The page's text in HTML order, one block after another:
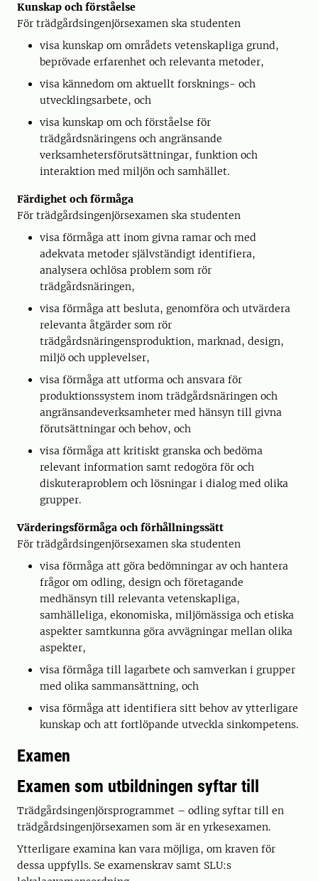
Kunskap och förståelse
För trädgårdsingenjörsexamen ska studenten
visa kunskap om områdets vetenskapliga grund,
beprövade erfarenhet och relevanta metoder,
visa kännedom om aktuellt forsknings- och
utvecklingsarbete, och
visa kunskap om och förståelse för
trädgårdsnäringens och angränsande
verksamhetersförutsättningar, funktion och
interaktion med miljön och samhället.
Färdighet och förmåga
För trädgårdsingenjörsexamen ska studenten
visa förmåga att inom givna ramar och med
adekvata metoder självständigt identifiera,
analysera ochlösa problem som rör
trädgårdsnäringen,
visa förmåga att besluta, genomföra och utvärdera
relevanta åtgärder som rör
trädgårdsnäringensproduktion, marknad, design,
miljö och upplevelser,
visa förmåga att utforma och ansvara för
produktionssystem inom trädgårdsnäringen och
angränsandeverksamheter med hänsyn till givna
förutsättningar och behov, och
visa förmåga att kritiskt granska och bedöma
relevant information samt redogöra för och
diskuteraproblem och lösningar i dialog med olika
grupper.
Värderingsförmåga och förhållningssätt
För trädgårdsingenjörsexamen ska studenten
visa förmåga att göra bedömningar av och hantera
frågor om odling, design och företagande
medhänsyn till relevanta vetenskapliga,
samhälleliga, ekonomiska, miljömässiga och etiska
aspekter samtkunna göra avvägningar mellan olika
aspekter,
visa förmåga till lagarbete och samverkan i grupper
med olika sammansättning, och
visa förmåga att identifiera sitt behov av ytterligare
kunskap och att fortlöpande utveckla sinkompetens.
Examen
Examen som utbildningen syftar till
Trädgårdsingenjörsprogrammet – odling syftar till en
trädgårdsingenjörsexamen som är en yrkesexamen.
Ytterligare examina kan vara möjliga, om kraven för
dessa uppfylls. Se examenskrav samt SLU:s